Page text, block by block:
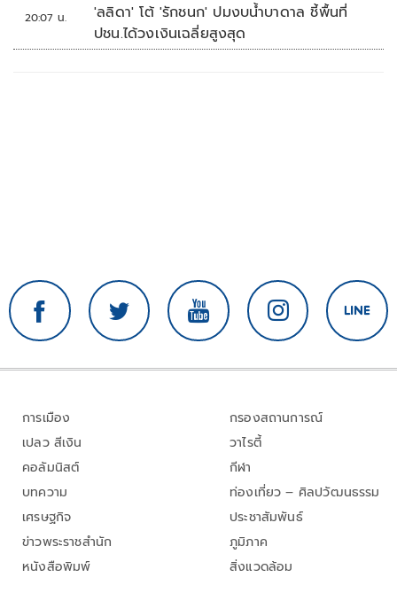
20:07 น.
'ลลิดา' โต้ 'รักชนก' ปมงบน้ำบาดาล ชี้พื้นที่
ปชน.ได้วงเงินเฉลี่ยสูงสุด
การเมือง
เปลว สีเงิน
คอลัมนิสต์
บทความ
เศรษฐกิจ
ข่าวพระราชสำนัก
หนังสือพิมพ์
กรองสถานการณ์
วาไรตี้
กีฬา
ท่องเที่ยว – ศิลปวัฒนธรรม
ประชาสัมพันธ์
ภูมิภาค
สิ่งแวดล้อม